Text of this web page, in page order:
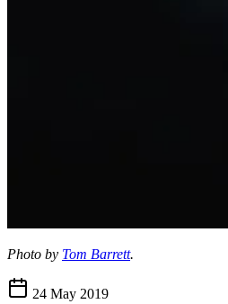
Photo by Tom Barrett.
24 May 2019